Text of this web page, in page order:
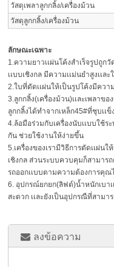
วัสดุเพลาลูกกลิ้ง/เครื่องม้วน
วัสดุลูกกลิ้ง/เครื่องม้วน
ลักษณะเฉพาะ
1.ความยาวเเผ่นโค้งสำเร็จรูปถูกวั
เเบบเชิงกล มีความเเม่นยำสูงเเละ
2.ใบที่ดัดเเผ่นให้เป็นรูปโค้งมีคว
3.ลูกกลิ้ง(เครื่องม้วน)เเละเพลาขอ
ลูกกลิ้งได้ทำจากเหล็ก45#ที่ชุบเเ
4.ล้อมือร่วมกับเครื่องนับเเบบใช้ร
กัน ช่วยใช้งานให้ง่ายขึ้น
5.เครื่องของเรามีวิธีการตัดเเผ่นใ
เชิงกล ส่วนระบบควบคุมก็สามาร
รถออกเเบบตามความต้องการคุณ
6. อุปกรณ์ยกยก(ลิฟต์)น้ำหนักเบาเ
สะดวก เเละยังเป็นอุปกรณืที่สามา
ลงข้อความ